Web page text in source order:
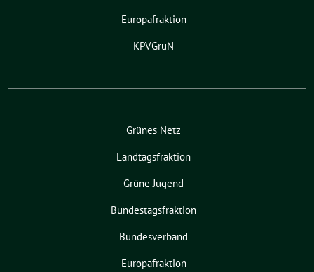
Europafraktion
KPVGrüN
Grünes Netz
Landtagsfraktion
Grüne Jugend
Bundestagsfraktion
Bundesverband
Europafraktion